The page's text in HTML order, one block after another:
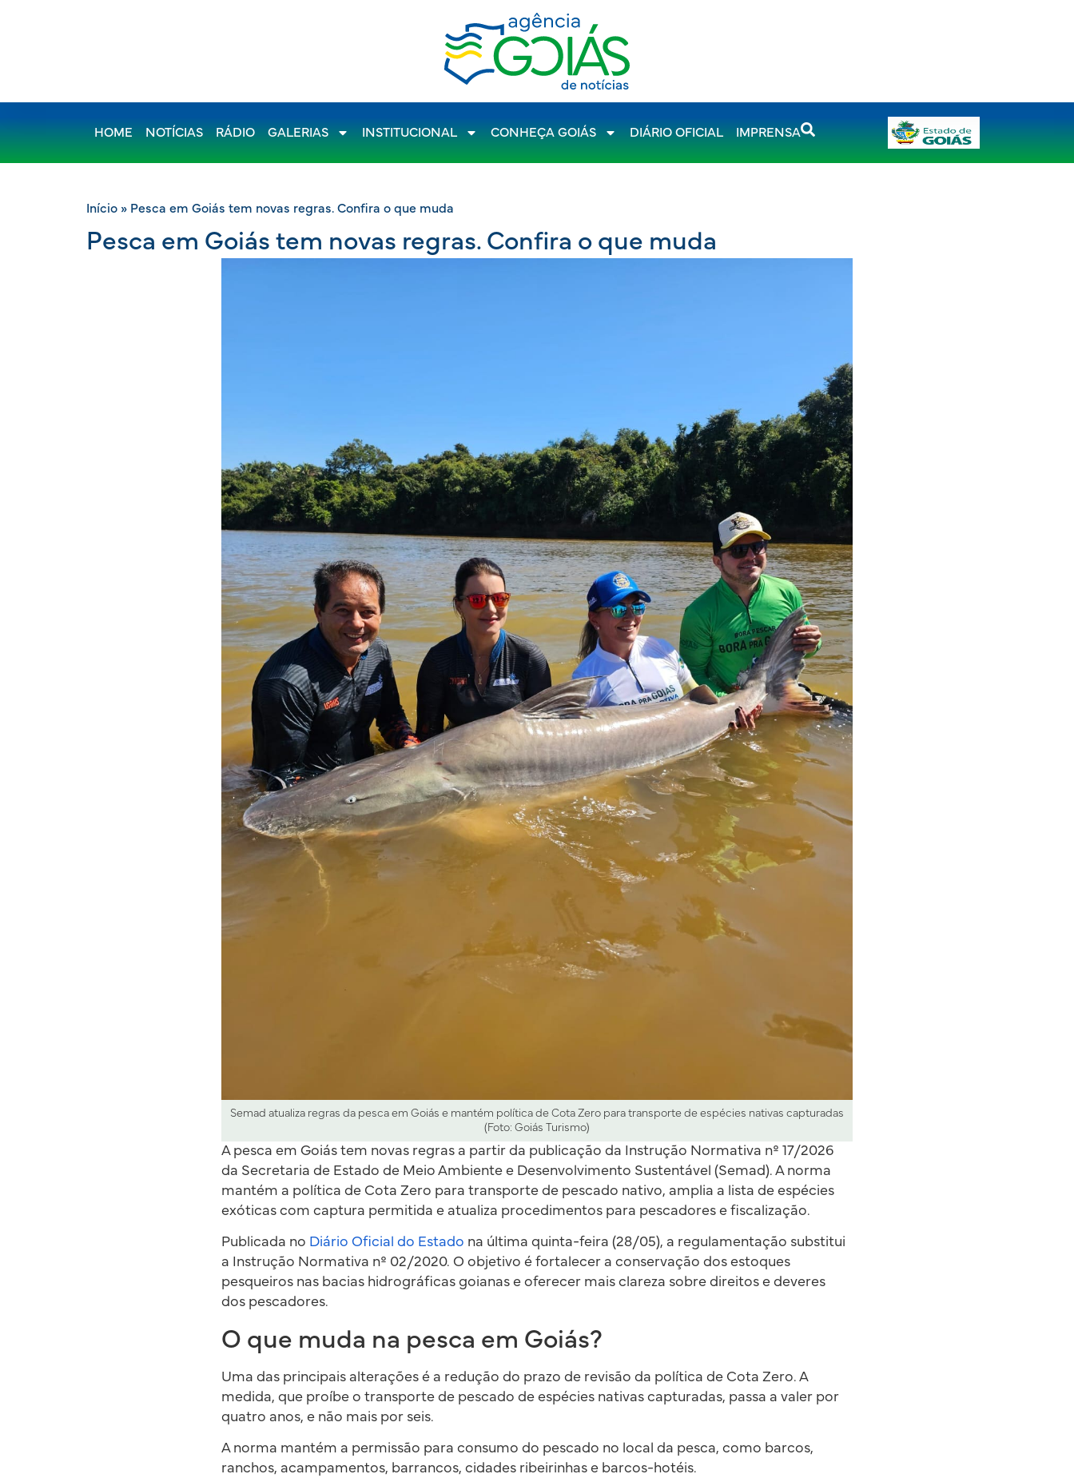
HOME NOTÍCIAS RÁDIO GALERIAS INSTITUCIONAL CONHEÇA GOIÁS DIÁRIO OFICIAL IMPRENSA
Início » Pesca em Goiás tem novas regras. Confira o que muda
Pesca em Goiás tem novas regras. Confira o que muda
Semad atualiza regras da pesca em Goiás e mantém política de Cota Zero para transporte de espécies nativas capturadas
(Foto: Goiás Turismo)
A pesca em Goiás tem novas regras a partir da publicação da Instrução Normativa nº 17/2026
da Secretaria de Estado de Meio Ambiente e Desenvolvimento Sustentável (Semad). A norma
mantém a política de Cota Zero para transporte de pescado nativo, amplia a lista de espécies
exóticas com captura permitida e atualiza procedimentos para pescadores e fiscalização.
Publicada no Diário Oficial do Estado na última quinta-feira (28/05), a regulamentação substitui
a Instrução Normativa nº 02/2020. O objetivo é fortalecer a conservação dos estoques
pesqueiros nas bacias hidrográficas goianas e oferecer mais clareza sobre direitos e deveres
dos pescadores.
O que muda na pesca em Goiás?
Uma das principais alterações é a redução do prazo de revisão da política de Cota Zero. A
medida, que proíbe o transporte de pescado de espécies nativas capturadas, passa a valer por
quatro anos, e não mais por seis.
A norma mantém a permissão para consumo do pescado no local da pesca, como barcos,
ranchos, acampamentos, barrancos, cidades ribeirinhas e barcos-hotéis.